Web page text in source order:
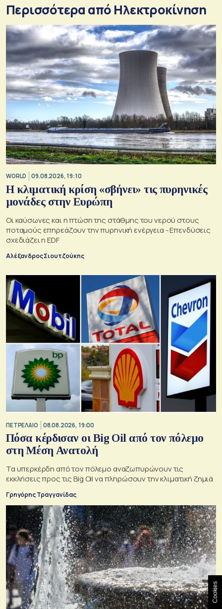
Περισσότερα από Ηλεκτροκίνηση
WORLD 09.08.2026, 19:10
Η κλιματική κρίση «σβήνει» τις πυρηνικές
μονάδες στην Ευρώπη
Οι καύσωνες και η πτώση της στάθμης του νερού στους
ποταμούς επηρεάζουν την πυρηνική ενέργεια - Επενδύσεις
σχεδιάζει η EDF
Αλέξανδρος Σιουτζούκης
ΠΕΤΡΕΛΑΙΟ 08.08.2026, 19:00
Πόσα κέρδισαν οι Big Oil από τον πόλεμο
στη Μέση Ανατολή
Τα υπερκέρδη από τον πόλεμο αναζωπυρώνουν τις
εκκλήσεις προς τις Big Oil να πληρώσουν την κλιματική ζημιά
Γρηγόρης Τραγγανίδας
Cookies